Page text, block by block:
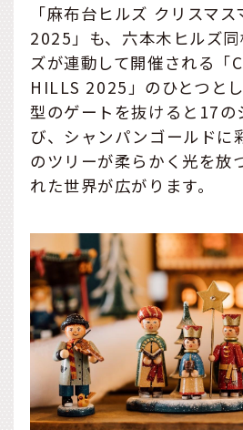
「麻布台ヒルズ クリスマス
2025」も、六本木ヒルズ
ズが連動して開催される「
HILLS 2025」のひとつと
型のゲートを抜けると17の
び、シャンパンゴールドに
のツリーが柔らかく光を放
れた世界が広がります。